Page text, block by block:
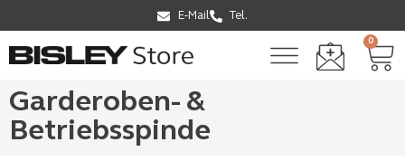
E-Mail Tel.
0
Garderoben- &
Betriebsspinde